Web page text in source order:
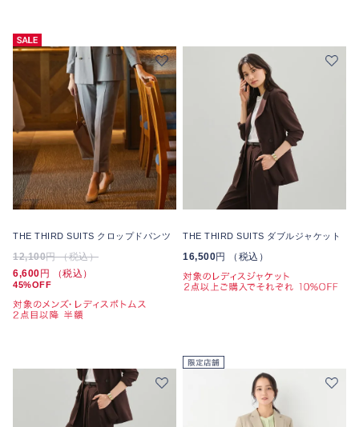
THE THIRD SUITS クロップドパンツ
12,100円 （税込）
6,600 円 （税込）
45%OFF
THE THIRD SUITS ダブルジャケット
16,500円 （税込）